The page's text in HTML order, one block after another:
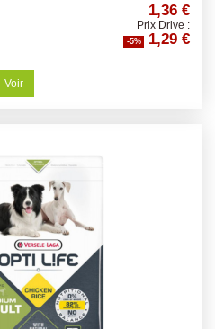
1,36 €
Prix Drive :
-5% 1,29 €
Voir